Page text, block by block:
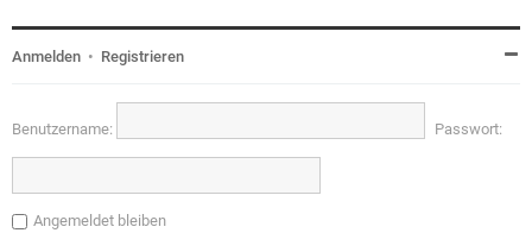
Anmelden • Registrieren
Benutzername: Passwort:
Angemeldet bleiben